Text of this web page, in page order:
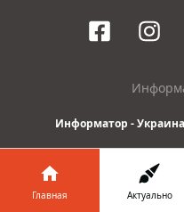
Информатор - Украина
© 2016-
Главная Актуально